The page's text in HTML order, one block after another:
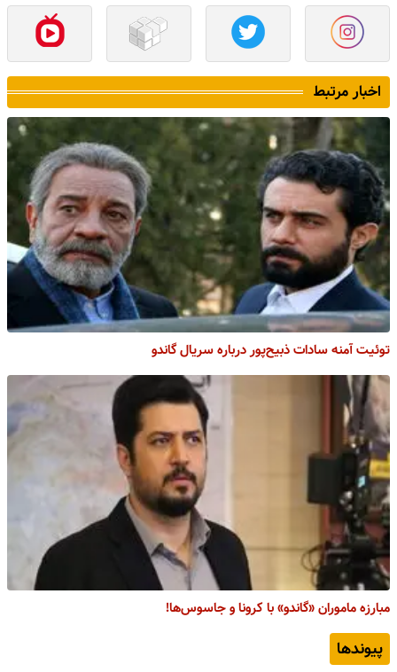
اخبار مرتبط
توئیت آمنه‌ سادات ذبیح‌پور درباره سریال گاندو
مبارزه ماموران «گاندو» با کرونا و جاسوس‌ها!
پیوندها